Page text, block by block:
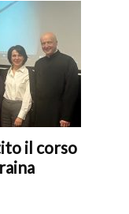
il corso